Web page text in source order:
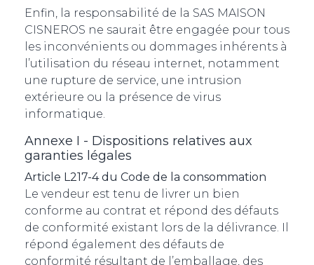
Enfin, la responsabilité de la SAS MAISON
CISNEROS ne saurait être engagée pour tous
les inconvénients ou dommages inhérents à
l’utilisation du réseau internet, notamment
une rupture de service, une intrusion
extérieure ou la présence de virus
informatique.
Annexe I - Dispositions relatives aux
garanties légales
Article L217-4 du Code de la consommation
Le vendeur est tenu de livrer un bien
conforme au contrat et répond des défauts
de conformité existant lors de la délivrance. Il
répond également des défauts de
conformité résultant de l’emballage, des